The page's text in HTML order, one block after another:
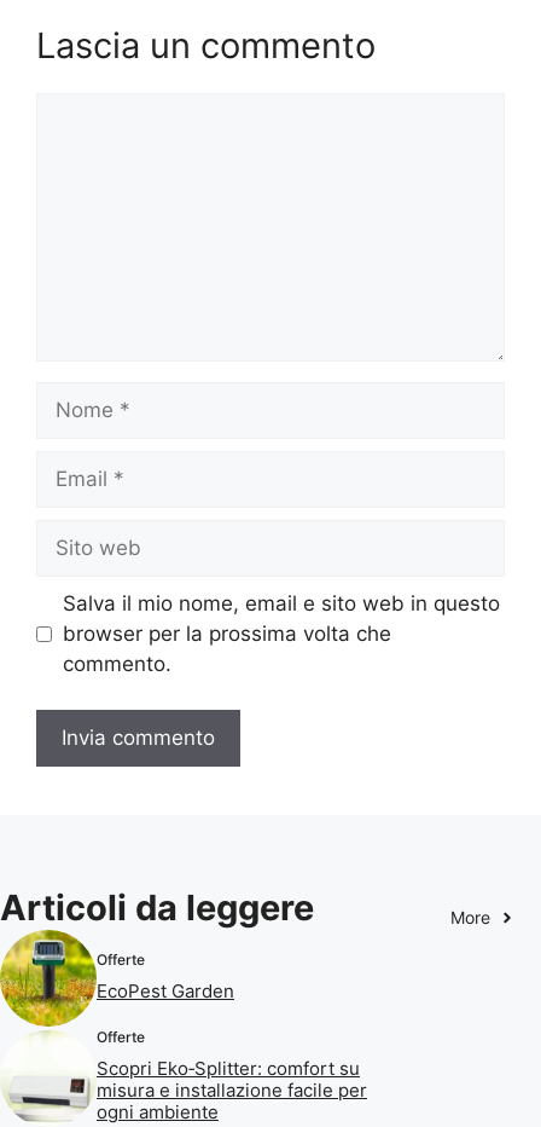
Lascia un commento
web
Salva il mio nome, email e sito web in questo
browser per la prossima volta che
commento.
Articoli da leggere More
Offerte
EcoPest Garden
Offerte
Scopri Eko‑Splitter: comfort su
misura e installazione facile per
ogni ambiente